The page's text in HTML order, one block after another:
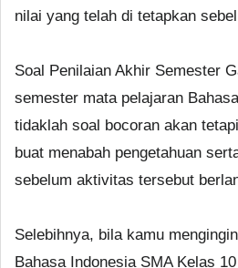
nilai yang telah di tetapkan
Soal Penilaian Akhir Semester
semester mata pelajaran
tidaklah soal bocoran akan
buat menabah pengetahuan
sebelum aktivitas tersebut
Selebihnya, bila kamu
Bahasa Indonesia SMA Kelas